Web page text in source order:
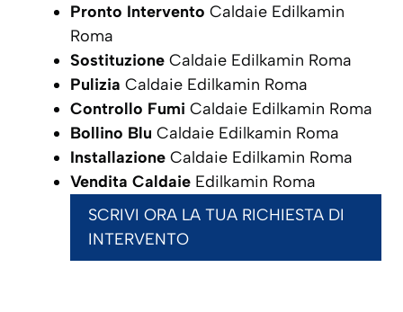
Pronto Intervento Caldaie Edilkamin
Roma
Sostituzione Caldaie Edilkamin Roma
Pulizia Caldaie Edilkamin Roma
Controllo Fumi Caldaie Edilkamin Roma
Bollino Blu Caldaie Edilkamin Roma
Installazione Caldaie Edilkamin Roma
Vendita Caldaie Edilkamin Roma
SCRIVI ORA LA TUA RICHIESTA DI
INTERVENTO